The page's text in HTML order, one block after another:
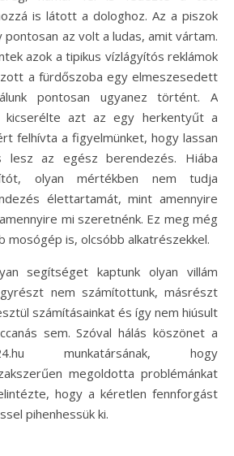
is látott a dologhoz. Az a piszok
az volt a ludas, amit vártam.
azok a tipikus vízlágyítós reklámok
a fürdőszoba egy elmeszesedett
pontosan ugyanez történt. A
kicserélte azt az egy herkentyűt a
felhívta a figyelmünket, hogy lassan
lesz az egész berendezés. Hiába
olyan mértékben nem tudja
élettartamát, mint amennyire
mi szeretnénk. Ez meg még
mosógép is, olcsóbb alkatrészekkel.
segítséget kaptunk olyan villám
nem számítottunk, másrészt
számításainkat és így nem hiúsult
sem. Szóval hálás köszönet a
munkatársának, hogy
megoldotta problémánkat
hogy a kéretlen fennforgást
pihenhessük ki.